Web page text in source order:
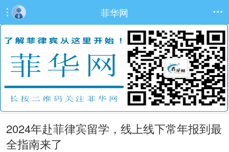
 菲华网 
2024年赴菲律宾留学，线上线下常年报到最
全指南来了